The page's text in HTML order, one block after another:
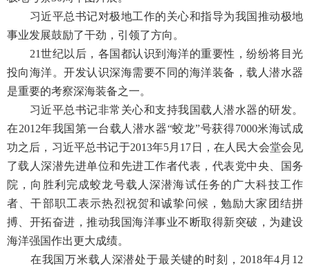
习近平总书记对极地工作的关心和指导为我国推动极地
事业发展鼓励了干劲，引领了方向。
21世纪以后，各国都认识到海洋的重要性，纷纷将目光
投向海洋。开发认识深海需要不同的海洋装备，载人潜水器
是重要的考察深海装备之一。
习近平总书记非常关心和支持我国载人潜水器的研发。
在2012年我国第一台载人潜水器“蛟龙”号获得7000米海试成
功之后，习近平总书记于2013年5月17日，在人民大会堂会见
了载人深潜先进单位和先进工作者代表，代表党中央、国务
院，向胜利完成蛟龙号载人深潜海试任务的广大科技工作
者、干部职工表示热烈祝贺和诚挚问候，勉励大家团结拼
搏、开拓奋进，推动我国海洋事业不断取得新突破，为建设
海洋强国作出更大成绩。
在我国万米载人深潜处于最关键的时刻，2018年4月12